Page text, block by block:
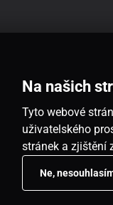
Na našich
Tyto webové
uživatelského
stránek a zjištění
Ne,